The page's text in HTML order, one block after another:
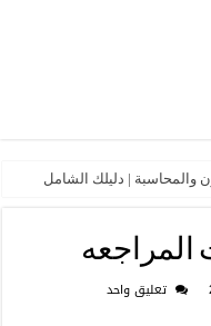
والمحاسبة | دليلك الشامل
المراجعه
تعليق واحد